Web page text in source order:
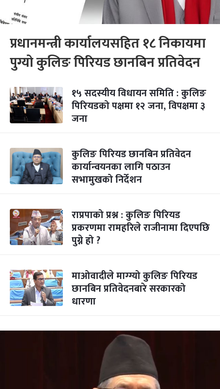
प्रधानमन्त्री कार्यालयसहित १८ निकायमा
पुग्यो कुलिङ पिरियड छानबिन प्रतिवेदन
१५ सदस्यीय विधायन समिति : कुलिङ
पिरियडको पक्षमा १२ जना, विपक्षमा ३
जना
कुलिङ पिरियड छानबिन प्रतिवेदन
कार्यान्वयनका लागि पठाउन
सभामुखको निर्देशन
राप्रपाको प्रश्न : कुलिङ पिरियड
प्रकरणमा रामहरिले राजीनामा दिएपछि
पुग्ने हो ?
माओवादीले माग्ग्यो कुलिङ पिरियड
छानबिन प्रतिवेदनबारे सरकारको
धारणा